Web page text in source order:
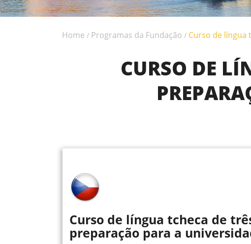
Home / Programas da Fundação / Curso de língua
CURSO DE
Curso de língua tcheca de
preparação para a